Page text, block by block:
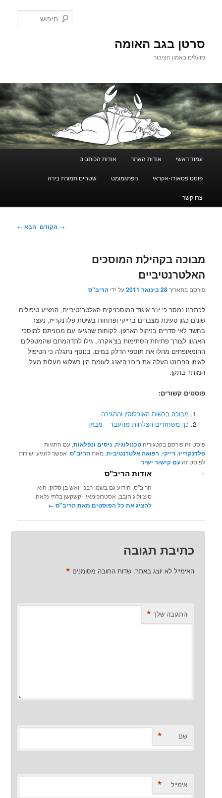
סרטן בגב האומה
מועלים באמון הציבור
עמוד ראשי אודות האתר אודות הכותבים
פוסט פסאודו-אקראי הפתגמומט שטחים תמורת בירה
צרו קשר
ניווט
→ הקודם הבא ←
מבוכה בקהילת המוסכים
האלטרנטיביים
פורסם בתאריך28 בינואר 2011 על ידיהריב"ס
לכתבנו נמסר כי יו”ר איגוד המוסכניקים האלטרנטיביים, המציע טיפולים
שונים כגון טעינת מצברים ברייקי ופחחות בשיטת פלדנקרייז, נעצר
בחשד לאי סדרים בניהול הארגון. לקוחות שהגיעו עם מכוניתם למוסכי
הארגון לצורך פתיחת הסתימות בצ’אקרה, גילו לתדהמתם שהמטפלים
ההומאופתים מהלו את תוספי הדלק במים. בנוסף נתגלה כי הטיפול
לאיזון הפרונט העלה את ריכוז היאנג לעומת הין בשלוש מעלות מעל
המותר בתקן.
פוסטים קשורים:
מבוכה ברשות האוכלוסין וההגירה
כך משחזרים הצלחות מהעבר – מבזק
פוסט זה פורסם בקטגוריהטכנולוגיה,ניסים ונפלאות, עם התגיות
פלדנקרייז, רייקי, רפואה אלטרנטיבית, מאתהריב"ס. אפשר להגיע ישירות
לפוסט זהעם קישור ישיר.
אודות הריב"ס
הריב"ס, הידוע גם בשמו רבנו יואש בן סלוק, הוא
סוציולוג חובב, אסטרוכימאי, וקשקשן בלתי נלאה.
להציג את כל הפוסטים מאת הריב"ס‏ ←
כתיבת תגובה
האימייל לא יוצג באתר. שדות החובה מסומנים *
התגובה שלך *
שם *
אימייל *